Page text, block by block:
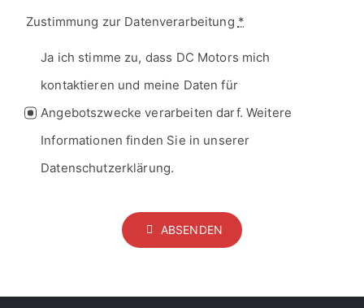
kontaktieren und meine Daten für
Angebotszwecke verarbeiten darf. Weitere
Informationen finden Sie in unserer
Datenschutzerklärung.
ABSENDEN